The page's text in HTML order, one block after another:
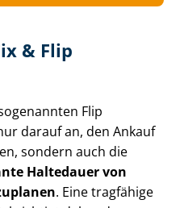
& Flip
Flip
darauf an, den Ankauf
sondern auch die
Haltedauer von
. Eine tragfähige